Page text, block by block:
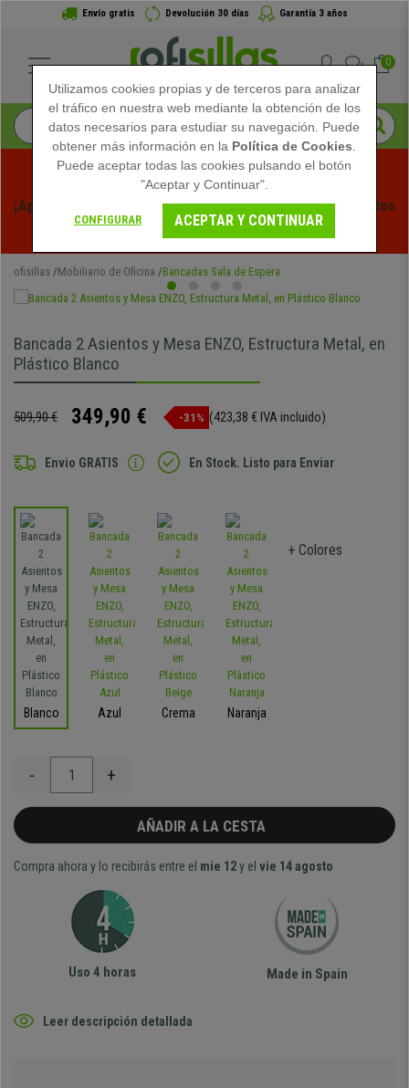
Envío gratis Devolución 30 días Garantía 3 años
0
¡Aprovecha las Rebajas de Verano en Ofisillas! Descuentos
Exclusivos por Tiempo Limitado - Ver Promo
ofisillas Mobiliario de Oficina Bancadas Sala de Espera
Bancada 2 Asientos y Mesa ENZO, Estructura Metal, en
Plástico Blanco
509,90 € 349,90 € -31% (423,38 € IVA incluido)
Envio GRATIS En Stock. Listo para Enviar
Blanco Azul Crema Naranja
+ Colores
- +
AÑADIR A LA CESTA
Compra ahora y lo recibirás entre el mie 12y el vie 14 agosto
Uso 4 horas Made in Spain
Leer descripción detallada
Utilizamos cookies propias y de terceros para analizar
el tráfico en nuestra web mediante la obtención de los
datos necesarios para estudiar su navegación. Puede
obtener más información en la Política de Cookies
Puede aceptar todas las cookies pulsando el botón
"Aceptar y Continuar".
CONFIGURAR ACEPTAR Y CONTINUAR